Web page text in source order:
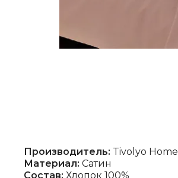
Производитель: Tivolyo Home
Материал: Сатин
Состав: Хлопок 100%